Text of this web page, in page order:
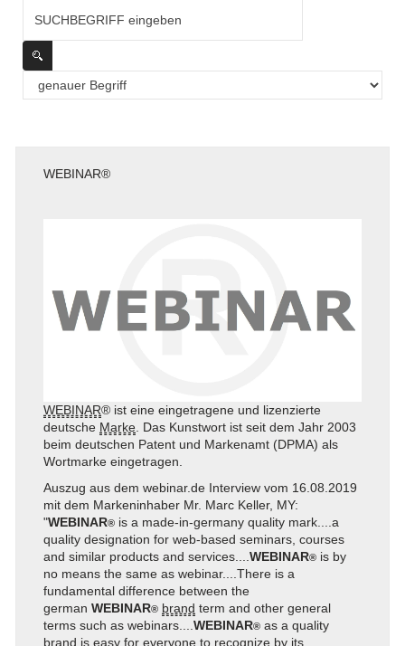
WEBINAR®
WEBINAR® ist eine eingetragene und lizenzierte
deutsche Marke. Das Kunstwort ist seit dem Jahr 2003
beim deutschen Patent und Markenamt (DPMA) als
Wortmarke eingetragen.
Auszug aus dem webinar.de Interview vom 16.08.2019
mit dem Markeninhaber Mr. Marc Keller, MY:
"WEBINAR® is a made-in-germany quality mark....a
quality designation for web-based seminars, courses
and similar products and services.... WEBINAR® is by
no means the same as webinar....There is a
fundamental difference between the
german WEBINAR® brand term and other general
terms such as webinars.
WEBINAR® as a quality
brand is easy for everyone to recognize by its